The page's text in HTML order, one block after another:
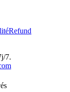
Refund
7.